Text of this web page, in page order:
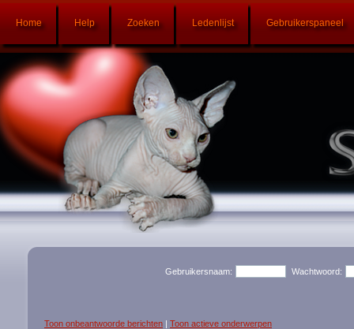
Home Help Zoeken Ledenlijst Gebruikerspaneel
Gebruikersnaam: Wachtwoord:
Toon onbeantwoorde berichten | Toon actieve onderwerpen